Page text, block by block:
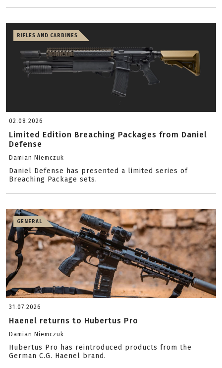
RIFLES AND CARBINES
02.08.2026
Limited Edition Breaching Packages from Daniel
Defense
Damian Niemczuk
Daniel Defense has presented a limited series of
Breaching Package sets.
GENERAL
31.07.2026
Haenel returns to Hubertus Pro
Damian Niemczuk
Hubertus Pro has reintroduced products from the
German C.G. Haenel brand.